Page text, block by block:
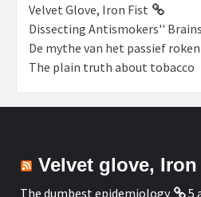
Velvet Glove, Iron Fist
Dissecting Antismokers'' Brains
De mythe van het passief roken
The plain truth about tobacco
Velvet glove,
The dumbest epidemiology
5